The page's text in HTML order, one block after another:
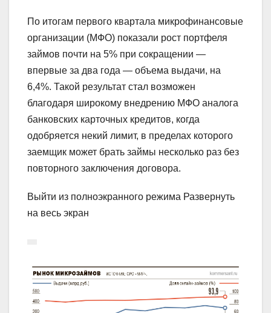
По итогам первого квартала микрофинансовые
организации (МФО) показали рост портфеля
займов почти на 5% при сокращении —
впервые за два года — объема выдачи, на
6,4%. Такой результат стал возможен
благодаря широкому внедрению МФО аналога
банковских карточных кредитов, когда
одобряется некий лимит, в пределах которого
заемщик может брать займы несколько раз без
повторного заключения договора.
Выйти из полноэкранного режима Развернуть
на весь экран